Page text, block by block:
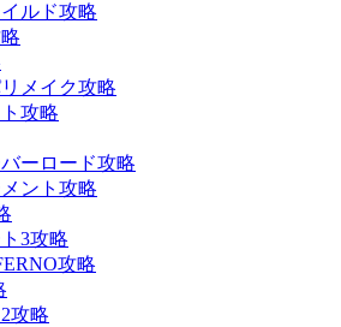
ルド攻略
メイク攻略
攻略
ーロード攻略
ント攻略
3攻略
攻略
攻略